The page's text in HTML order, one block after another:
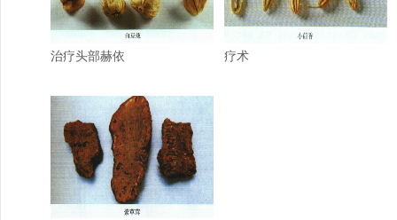
治疗头部赫依 疗术